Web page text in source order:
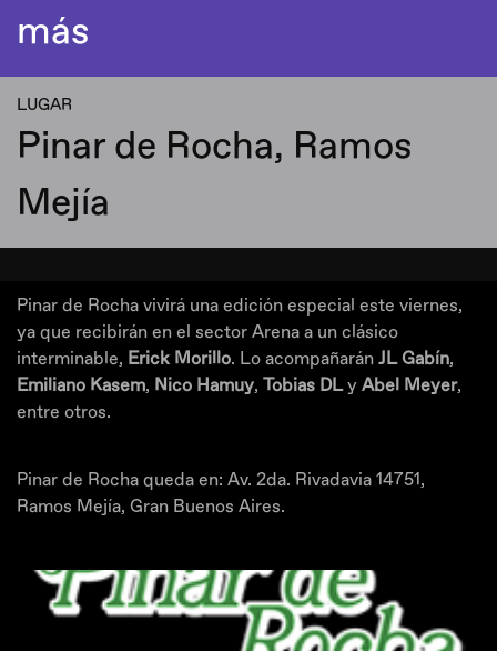
más
LUGAR
Pinar de Rocha, Ramos
Mejía
Pinar de Rocha vivirá una edición especial este viernes,
ya que recibirán en el sector Arena a un clásico
interminable, Erick Morillo. Lo acompañarán JL Gabín,
Emiliano Kasem, Nico Hamuy, Tobias DLy Abel Meyer,
entre otros.
Pinar de Rocha queda en: Av. 2da. Rivadavia 14751,
Ramos Mejía, Gran Buenos Aires.